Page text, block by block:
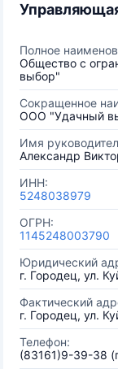
Полное
Общество с
выбор"
Сокращенное
ООО "Удачный
Имя
Александр
ИНН:
5248038979
ОГРН:
1145248003790
Юридический
г. Городец, ул.
Фактический
г. Городец, ул.
Телефон:
(83161)9-39-38